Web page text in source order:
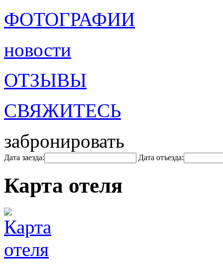
ФОТОГРАФИИ
новости
ОТЗЫВЫ
СВЯЖИТЕСЬ
забронировать
Дата заезда: Дата отъезда:
Карта отеля